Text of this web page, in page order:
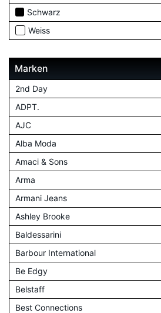
Schwarz
Weiss
Marken
2nd Day
ADPT.
AJC
Alba Moda
Amaci & Sons
Arma
Armani Jeans
Ashley Brooke
Baldessarini
Barbour International
Be Edgy
Belstaff
Best Connections